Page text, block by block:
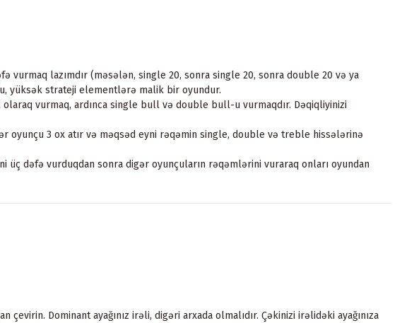
vurmaq lazımdır (məsələn, single 20, sonra single 20, sonra double 20 və ya
yüksək strateji elementlərə malik bir oyundur.
vurmaq, ardınca single bull və double bull-u vurmaqdır. Dəqiqliyinizi
oyunçu 3 ox atır və məqsəd eyni rəqəmin single, double və treble hissələrinə
dəfə vurduqdan sonra digər oyunçuların rəqəmlərini vuraraq onları oyundan
Dominant ayağınız irəli, digəri arxada olmalıdır. Çəkinizi irəlidəki ayağınıza